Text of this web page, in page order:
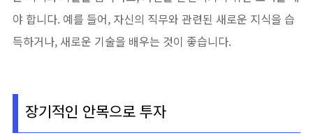
야 합니다. 예를 들어, 자신의 직무와 관련된 새로운 지식을 습
득하거나, 새로운 기술을 배우는 것이 좋습니다.
장기적인 안목으로 투자